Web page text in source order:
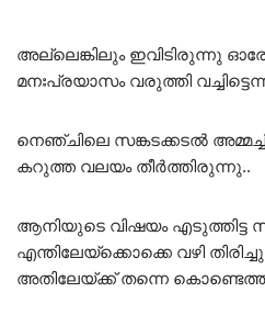
അല്ലെങ്കിലും ഇവിടിരുന്നു
മനഃപ്രയാസം വരുത്തി
നെഞ്ചിലെ സങ്കടക്കടൽ
കറുത്ത വലയം തീർത്തിരുന്നു..
ആനിയുടെ വിഷയം എടുത്തിട്ട
എന്തിലേയ്ക്കൊക്കെ വഴി തിരിച്ചു
അതിലേയ്ക്ക് തന്നെ